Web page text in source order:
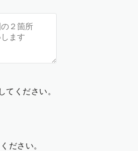
てください。
ださい。